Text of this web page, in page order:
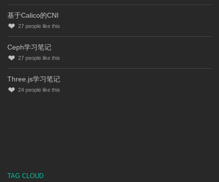
基于Calico的CNI
27 people like this
Ceph学习笔记
27 people like this
Three.js学习笔记
24 people like this
TAG CLOUD